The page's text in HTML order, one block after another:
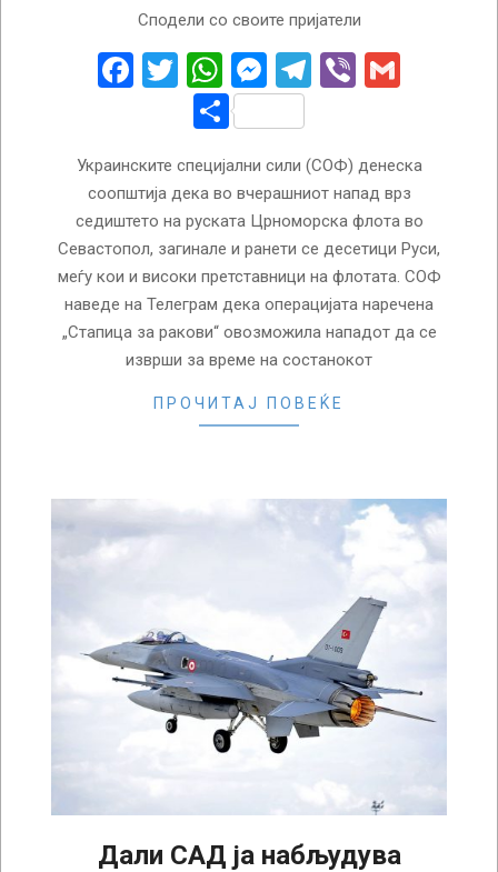
Сподели со своите пријатели
Facebook
Twitter
WhatsApp
Messenger
Telegram
Viber
Share
Украинските специјални сили (СОФ) денеска
соопштија дека во вчерашниот напад врз
седиштето на руската Црноморска флота во
Севастопол, загинале и ранети се десетици Руси,
меѓу кои и високи претставници на флотата. СОФ
наведе на Телеграм дека операцијата наречена
„Стапица за ракови“ овозможила нападот да се
изврши за време на состанокот
ПРОЧИТАЈ ПОВЕЌЕ
Дали САД ја набљудува